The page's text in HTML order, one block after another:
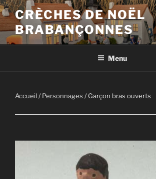
Aller
au
contenu
principal
CRÈCHES DE NOËL
BRABANÇONNES
Menu
Accueil /Personnages / Garçon bras ouverts